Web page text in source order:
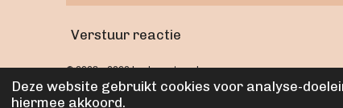
Deze website gebruikt cookies voor analyse-
hiermee akkoord.
Verstuur reactie
© 2023 - 2026 Leuksvantea.nl